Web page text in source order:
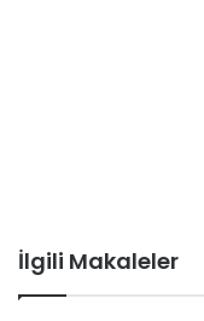
İlgili Makaleler